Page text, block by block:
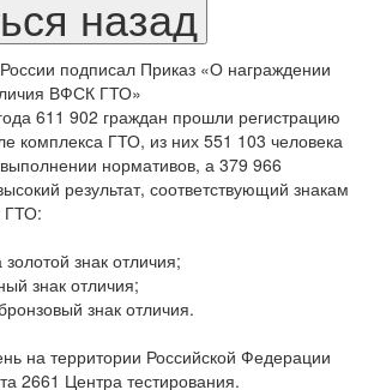
611 902 граждан прошли регистрацию
комплекса ГТО, из них 551 103 человека
нормативов, а 379 966
результат, соответствующий знакам
ГТО:
знак отличия;
знак отличия;
знак отличия.
на территории Российской Федерации
2661 Центра тестирования.